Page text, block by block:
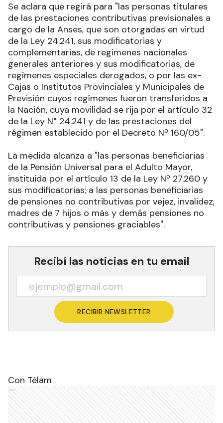
Se aclara que regirá para "las personas titulares
de las prestaciones contributivas previsionales a
cargo de la Anses, que son otorgadas en virtud
de la Ley 24.241, sus modificatorias y
complementarias, de regímenes nacionales
generales anteriores y sus modificatorias, de
regímenes especiales derogados, o por las ex-
Cajas o Institutos Provinciales y Municipales de
Previsión cuyos regímenes fueron transferidos a
la Nación, cuya movilidad se rija por el artículo 32
de la Ley N° 24.241 y de las prestaciones del
régimen establecido por el Decreto Nº 160/05".
La medida alcanza a "las personas beneficiarias
de la Pensión Universal para el Adulto Mayor,
instituida por el artículo 13 de la Ley Nº 27.260 y
sus modificatorias; a las personas beneficiarias
de pensiones no contributivas por vejez, invalidez,
madres de 7 hijos o más y demás pensiones no
contributivas y pensiones graciables".
Recibí las noticias en tu email
RECIBIR NEWSLETTER
Con Télam
Ads